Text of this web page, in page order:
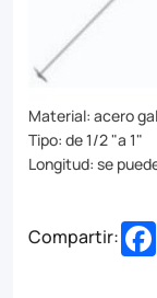
range
Ideal
for
buildings,
Material: acero
Tipo: de 1/2 "a 1"
Longitud: se
Compartir: